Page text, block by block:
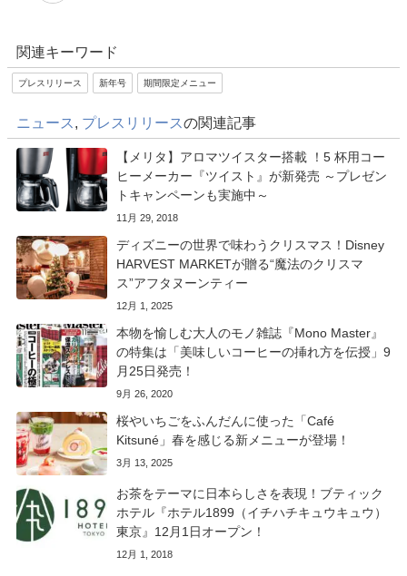
関連キーワード
プレスリリース 新年号 期間限定メニュー
ニュース プレスリリースの関連記事
【メリタ】アロマツイスター搭載 ！5 杯用コー
ヒーメーカー『ツイスト』が新発売 ～プレゼン
トキャンペーンも実施中～
11月 29, 2018
ディズニーの世界で味わうクリスマス！Disney
HARVEST MARKETが贈る“魔法のクリスマ
ス”アフタヌーンティー
12月 1, 2025
本物を愉しむ大人のモノ雑誌『Mono Master』
の特集は「美味しいコーヒーの挿れ方を伝授」9
月25日発売！
9月 26, 2020
桜やいちごをふんだんに使った「Café
Kitsuné」春を感じる新メニューが登場！
3月 13, 2025
お茶をテーマに日本らしさを表現！ブティック
ホテル『ホテル1899（イチハチキュウキュウ）
東京』12月1日オープン！
12月 1, 2018